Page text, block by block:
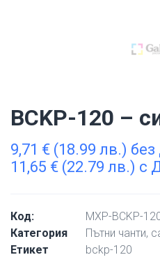
BCKP-120 –
9,71 € (18.99 лв.)
11,65 € (22.79 лв.) с
Код:
MXP-BCKP-
Категория
Пътни чанти,
Етикет
bckp-120